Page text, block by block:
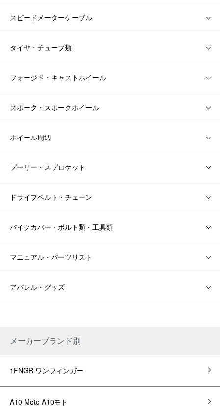
スピードメーターケーブル
タイヤ・チューブ類
フォージド・キャストホイール
スポーク・スポークホイール
ホイール周辺
プーリー・スプロケット
ドライブベルト・チェーン
バイクカバー・ボルト類・工具類
マニュアル・パーツリスト
アパレル・グッズ
メーカーブランド別
1FNGR ワンフィンガー
A10 Moto A10モト